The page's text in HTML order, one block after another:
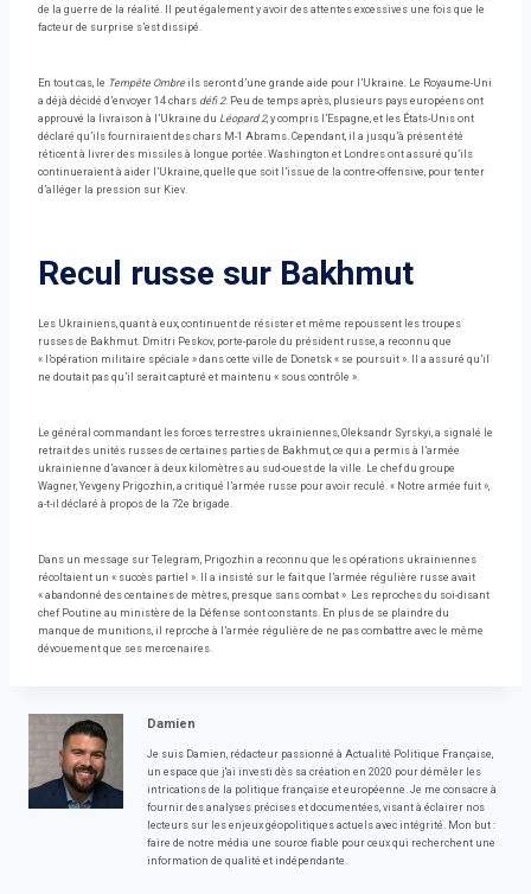
de la guerre de la réalité. Il peut également y avoir des attentes excessives une fois que le
facteur de surprise s’est dissipé.
En tout cas, le Tempête Ombre ils seront d’une grande aide pour l’Ukraine. Le Royaume-Uni
a déjà décidé d’envoyer 14 chars défi 2. Peu de temps après, plusieurs pays européens ont
approuvé la livraison à l’Ukraine du Léopard 2, y compris l’Espagne, et les États-Unis ont
déclaré qu’ils fourniraient des chars M-1 Abrams. Cependant, il a jusqu’à présent été
réticent à livrer des missiles à longue portée. Washington et Londres ont assuré qu’ils
continueraient à aider l’Ukraine, quelle que soit l’issue de la contre-offensive, pour tenter
d’alléger la pression sur Kiev.
Recul russe sur Bakhmut
Les Ukrainiens, quant à eux, continuent de résister et même repoussent les troupes
russes de Bakhmut. Dmitri Peskov, porte-parole du président russe, a reconnu que
« l’opération militaire spéciale » dans cette ville de Donetsk « se poursuit ». Il a assuré qu’il
ne doutait pas qu’il serait capturé et maintenu « sous contrôle ».
Le général commandant les forces terrestres ukrainiennes, Oleksandr Syrskyi, a signalé le
retrait des unités russes de certaines parties de Bakhmut, ce qui a permis à l’armée
ukrainienne d’avancer à deux kilomètres au sud-ouest de la ville. Le chef du groupe
Wagner, Yevgeny Prigozhin, a critiqué l’armée russe pour avoir reculé. « Notre armée fuit »,
a-t-il déclaré à propos de la 72e brigade.
Dans un message sur Telegram, Prigozhin a reconnu que les opérations ukrainiennes
récoltaient un « succès partiel ». Il a insisté sur le fait que l’armée régulière russe avait
« abandonné des centaines de mètres, presque sans combat ». Les reproches du soi-disant
chef Poutine au ministère de la Défense sont constants. En plus de se plaindre du
manque de munitions, il reproche à l’armée régulière de ne pas combattre avec le même
dévouement que ses mercenaires.
Damien
Je suis Damien, rédacteur passionné à Actualité Politique Française,
un espace que j'ai investi dès sa création en 2020 pour démêler les
intrications de la politique française et européenne. Je me consacre à
fournir des analyses précises et documentées, visant à éclairer nos
lecteurs sur les enjeux géopolitiques actuels avec intégrité. Mon but :
faire de notre média une source fiable pour ceux qui recherchent une
information de qualité et indépendante.